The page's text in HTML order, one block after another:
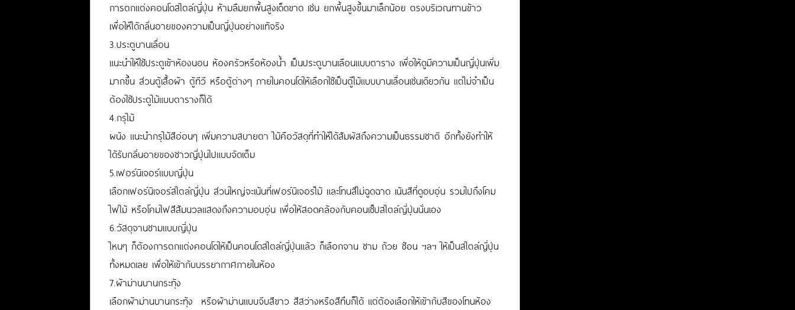
การตกแต่งคอนโดสไตล์ญี่ปุ่น ห้ามลืมยกพื้นสูงเด็ดขาด เช่น ยกพื้นสูงขึ้นมาเล็กน้อย ตรงบริเวณทานข้าว
เพื่อให้ได้กลิ่นอายของความเป็นญี่ปุ่นอย่างแท้จริง
3.ประตูบานเลื่อน
แนะนำให้ใช้ประตูเข้าห้องนอน ห้องครัวหรือห้องน้ำ เป็นประตูบานเลือนแบบตาราง เพื่อให้ดูมีความเป็นญี่ปุ่นเพิ่ม
มากขึ้น ส่วนตู้เสื้อผ้า ตู้ทีวี หรือตู้ต่างๆ ภายในคอนโดให้เลือกใช้เป็นตู้ไม้แบบบานเลื่อนเช่นเดียวกัน แต่ไม่จำเป็น
ต้องใช้ประตูไม้แบบตารางก็ได้
4.กรุไม้
ผนัง แนะนำกรุไม้สีอ่อนๆ เพิ่มความสบายตา ไม้คือวัสดุที่ทำให้ได้สัมผัสถึงความเป็นธรรมชาติ อีกทั้งยังทำให้
ได้รับกลิ่นอายของชาวญี่ปุ่นไปแบบจัดเต็ม
5.เฟอร์นิเจอร์แบบญี่ปุ่น
เลือกเฟอร์นิเจอร์สไตล์ญี่ปุ่น ส่วนใหญ่จะเน้นที่เฟอร์นิเจอร์ไม้ และโทนสีไม่ฉูดฉาด เน้นสีที่ดูอบอุ่น รวมไปถึงโคม
ไฟไม้ หรือโคมไฟสีส้มนวลแสดงถึงความอบอุ่น เพื่อให้สอดคล้องกับคอนเซ็ปสไตล์ญี่ปุ่นนั่นเอง
6.วัสดุจานชามแบบญี่ปุ่น
ไหนๆ ก็ต้องการตกแต่งคอนโดให้เป็นคอนโดสไตล์ญี่ปุ่นแล้ว ก็เลือกจาน ชาม ถ้วย ช้อน ฯลฯ ให้เป็นสไตล์ญี่ปุ่น
ทั้งหมดเลย เพื่อให้เข้ากับบรรยากาศภายในห้อง
7.ผ้าม่านบานกระทุ้ง
เลือกผ้าม่านบานกระทุ้ง หรือผ้าม่านแบบจีบสีขาว สีสว่างหรือสีทึบก็ได้ แต่ต้องเลือกให้เข้ากับสีของโทนห้อง